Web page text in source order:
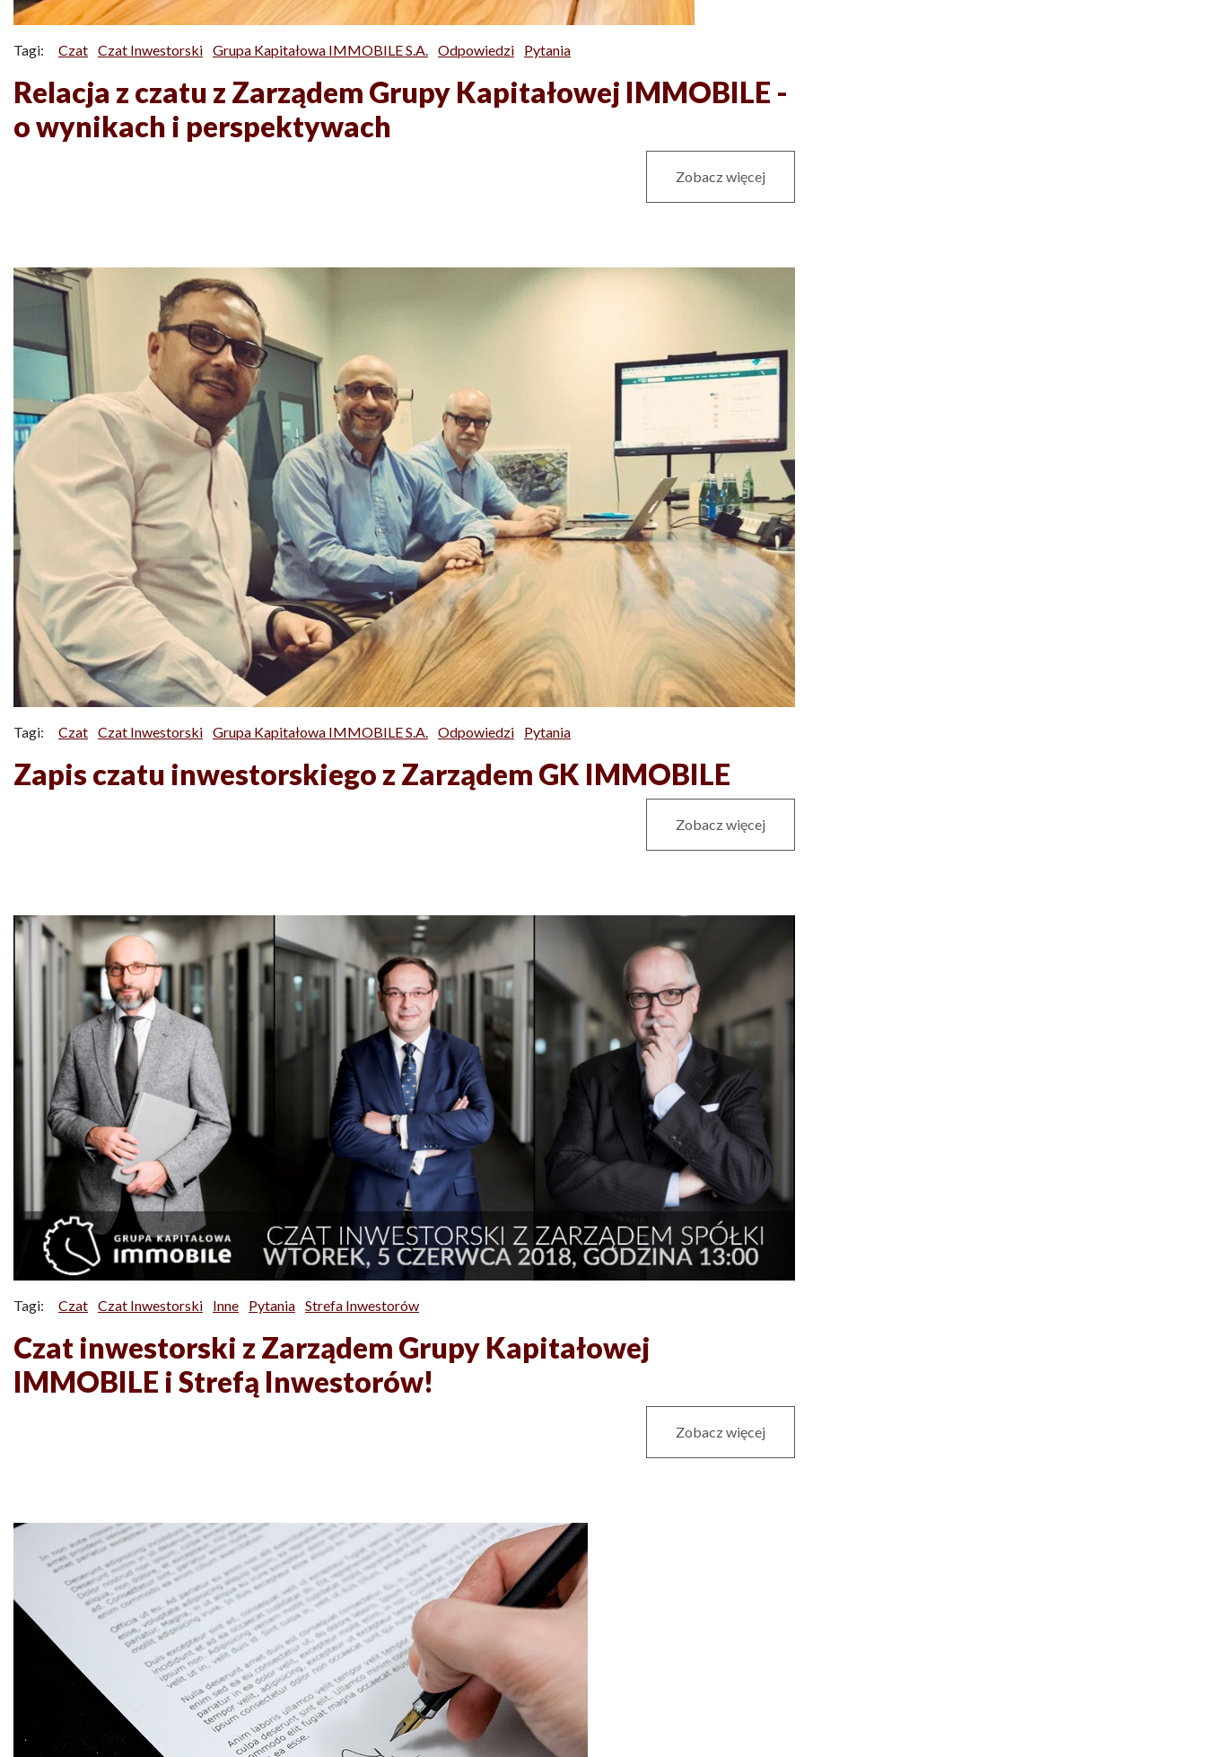
Tagi: Czat Czat Inwestorski Grupa Kapitałowa IMMOBILE S.A. Odpowiedzi Pytania
Relacja z czatu z Zarządem Grupy Kapitałowej IMMOBILE -
o wynikach i perspektywach
Zobacz więcej
Tagi: Czat Czat Inwestorski Grupa Kapitałowa IMMOBILE S.A. Odpowiedzi Pytania
Zapis czatu inwestorskiego z Zarządem GK IMMOBILE
Zobacz więcej
Tagi: Czat Czat Inwestorski Inne Pytania Strefa Inwestorów
Czat inwestorski z Zarządem Grupy Kapitałowej
IMMOBILE i Strefą Inwestorów!
Zobacz więcej